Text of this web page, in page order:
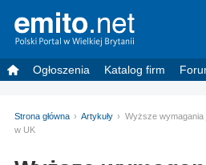
Ogłoszenia Katalog firm
Strona główna Artykuły
Wyższe
w UK